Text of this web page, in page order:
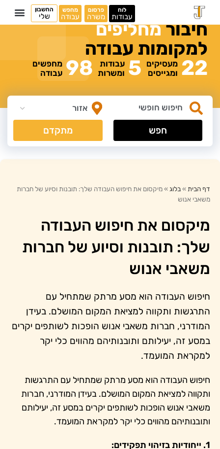
לוח
עבודות
פרסום
משרה
מחפש
עבודה
החשבון
שלי
חיבורמחליפים
למקומות עבודה
22 מעסיקים
ומגייסים
5 עבודות
ומשרות 98 מחפשים
עבודה
חפש מתקדם
דף הבית »בלוג »מיקסום את חיפוש העבודה שלך: תובנות וסיוע של חברות
משאבי אנוש
מיקסום את חיפוש העבודה
שלך: תובנות וסיוע של חברות
משאבי אנוש
חיפוש העבודה הוא מסע מרתק שמתחיל עם
התרגשות ותקווה למציאת המקום המושלם. בעידן
המודרני, חברות משאבי אנוש הופכות לשותפים יקרים
במסע זה, יעילותם ותובנותיהם מהווים כלי יקר
למקראת המועמד.
חיפוש העבודה הוא מסע מרתק שמתחיל עם התרגשות
ותקווה למציאת המקום המושלם. בעידן המודרני, חברות
משאבי אנוש הופכות לשותפים יקרים במסע זה, יעילותם
ותובנותיהם מהווים כלי יקר למקראת המועמד.
1. ייחודיות בזיהוי תפקידים: